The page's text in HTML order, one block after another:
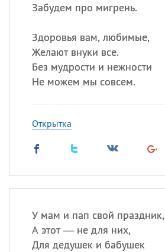
Забудем про мигрень.
Здоровья вам, любимые,
Желают внуки все.
Без мудрости и нежности
Не можем мы совсем.
Открытка
У мам и пап свой праздник,
А этот — не для них,
Для дедушек и бабушек